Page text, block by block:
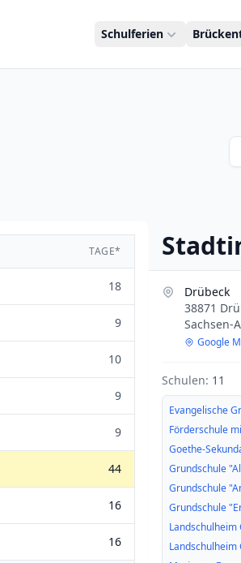
Schulferien
TAGE*
18
9
10
9
9
44
16
16
Drübeck
38871
Sachsen-
Google
Schulen: 11
Evangelische
Förderschule
Goethe-
Grundschule
Grundschule
Grundschule
Landschulheim
Landschulheim